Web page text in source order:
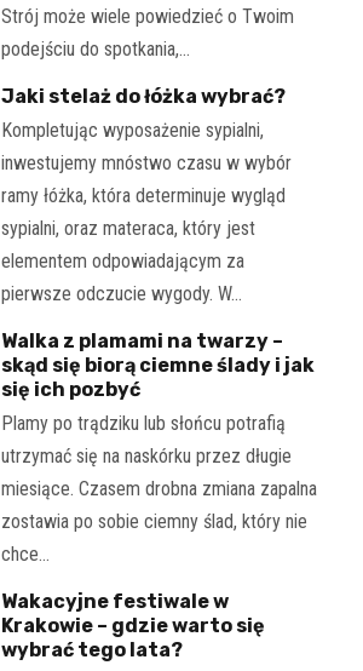
Strój może wiele powiedzieć o Twoim
podejściu do spotkania,…
Jaki stelaż do łóżka wybrać?
Kompletując wyposażenie sypialni,
inwestujemy mnóstwo czasu w wybór
ramy łóżka, która determinuje wygląd
sypialni, oraz materaca, który jest
elementem odpowiadającym za
pierwsze odczucie wygody. W…
Walka z plamami na twarzy –
skąd się biorą ciemne ślady i jak
się ich pozbyć
Plamy po trądziku lub słońcu potrafią
utrzymać się na naskórku przez długie
miesiące. Czasem drobna zmiana zapalna
zostawia po sobie ciemny ślad, który nie
chce…
Wakacyjne festiwale w
Krakowie – gdzie warto się
wybrać tego lata?